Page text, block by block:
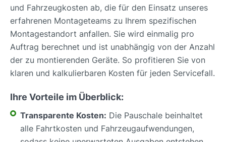
und Fahrzeugkosten ab, die für den Einsatz unseres
erfahrenen Montageteams zu Ihrem spezifischen
Montagestandort anfallen. Sie wird einmalig pro
Auftrag berechnet und ist unabhängig von der Anzahl
der zu montierenden Geräte. So profitieren Sie von
klaren und kalkulierbaren Kosten für jeden Servicefall.
Ihre Vorteile im Überblick:
Transparente Kosten: Die Pauschale beinhaltet
alle Fahrtkosten und Fahrzeugaufwendungen,